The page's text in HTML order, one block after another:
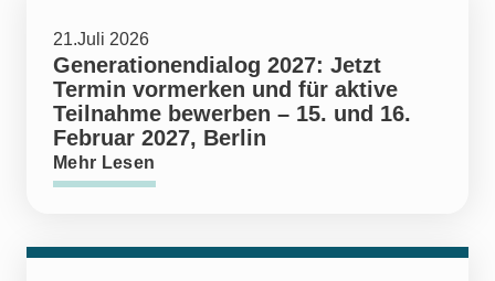
21.Juli 2026
Generationendialog 2027: Jetzt
Termin vormerken und für aktive
Teilnahme bewerben – 15. und 16.
Februar 2027, Berlin
Mehr Lesen